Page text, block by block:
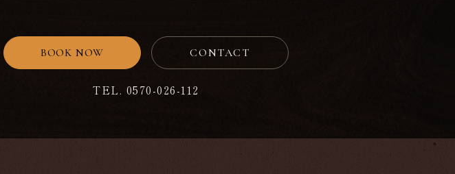
BOOK NOW CONTACT
TEL. 0570-026-112